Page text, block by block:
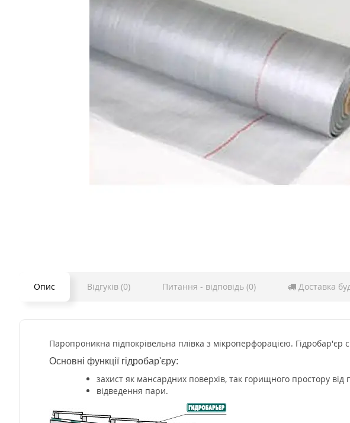
Опис Відгуків (0) Питання - відповідь (0) Доставка
Паропроникна підпокрівельна плівка з мікроперфорацією.
Основні функції гідробар'єру:
захист як мансардних поверхів, так горищного простору від
відведення пари.